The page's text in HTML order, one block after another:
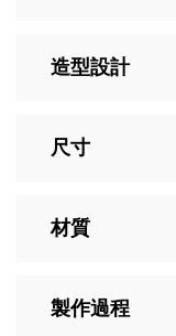
造型設計
尺寸
材質
製作過程